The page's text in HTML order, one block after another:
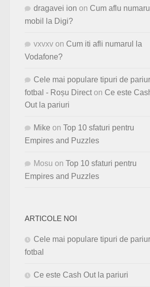
dragavei ion on Cum aflu numarul
mobil la Digi?
vxvxv on Cum iti afli numarul la
Vodafone?
Cele mai populare tipuri de
fotbal - Roșu Direct on Ce este
Out la pariuri
Mike on Top 10 sfaturi pentru
Empires and Puzzles
Mosu on Top 10 sfaturi pentru
Empires and Puzzles
ARTICOLE NOI
Cele mai populare tipuri de
fotbal
Ce este Cash Out la pariuri